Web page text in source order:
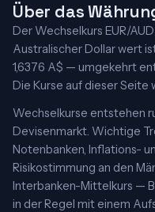
Über das
Der Wechselkurs EUR/
Australischer Dollar wert
1,6376 A$ — umgekehrt
Die Kurse auf dieser Seite
Wechselkurse entstehen
Devisenmarkt. Wichtige
Notenbanken, Inflations-
Risikostimmung an den
Interbanken-Mittelkurs —
in der Regel mit einem